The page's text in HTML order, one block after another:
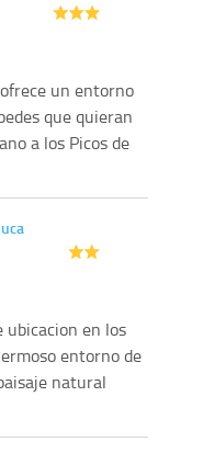
un entorno
que quieran
a los Picos de
ubicacion en los
entorno de
natural